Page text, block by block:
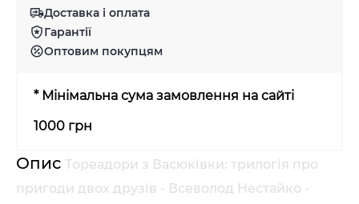
Доставка і оплата
Гарантії
Оптовим покупцям
* Мінімальна сума замовлення на сайті
1000 грн
Опис Тореадори з Васюківки: трилогія про
пригоди двох друзів - Всеволод Нестайко -